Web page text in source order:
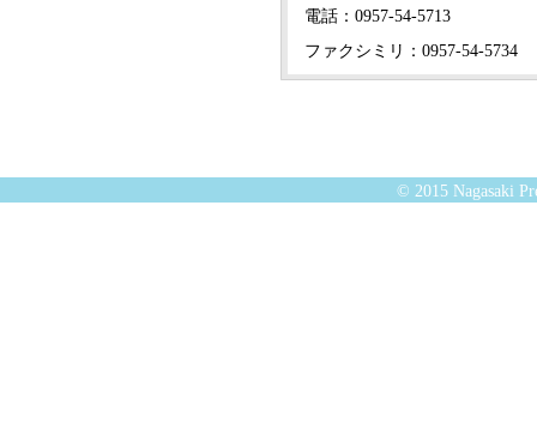
電話：0957-54-5713
ファクシミリ：0957-54-5734
© 2015 Nagasaki